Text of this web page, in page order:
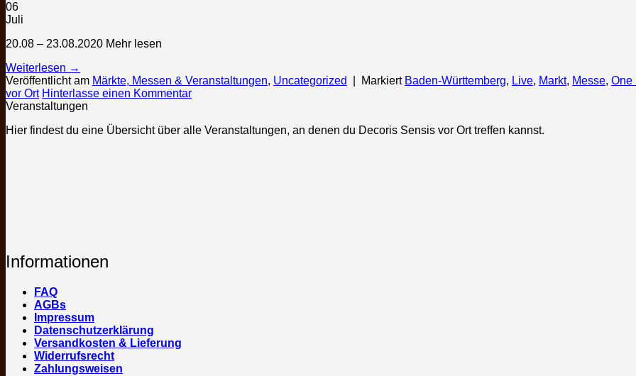
06
Juli
20.08 – 23.08.2020 Mehr lesen
Weiterlesen →
Veröffentlicht am Märkte, Messen & Veranstaltungen, Uncategorized Markiert Baden-Württemberg, Live, Markt, Messe, One
vor Ort Hinterlasse einen Kommentar
Veranstaltungen
Hier findest du eine Übersicht über alle Veranstaltungen, an denen du Decoris Sensis vor Ort treffen kannst.
Informationen
FAQ
AGBs
Impressum
Datenschutzerklärung
Versandkosten & Lieferung
Widerrufsrecht
Zahlungsweisen